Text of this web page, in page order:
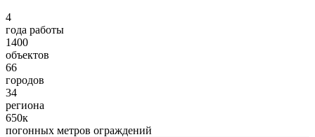
4
года работы
1400
объектов
66
городов
34
региона
650к
погонных метров ограждений